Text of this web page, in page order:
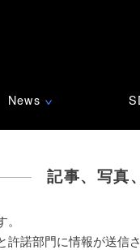
News ∨
記事、写真
許諾部門に情報が送信